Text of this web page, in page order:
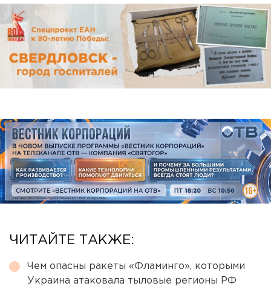
ЧИТАЙТЕ ТАКЖЕ:
Чем опасны ракеты «Фламинго», которыми
Украина атаковала тыловые регионы РФ